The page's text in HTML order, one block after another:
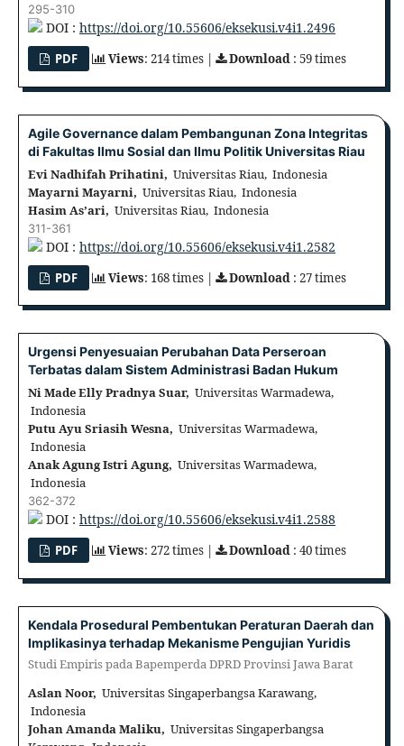
295-310
DOI : https://doi.org/10.55606/eksekusi.v4i1.2496
PDF Views: 214 times | Download : 59 times
Agile Governance dalam Pembangunan Zona Integritas
di Fakultas Ilmu Sosial dan Ilmu Politik Universitas Riau
Evi Nadhifah Prihatini, Universitas Riau, Indonesia
Mayarni Mayarni, Universitas Riau, Indonesia
Hasim As’ari, Universitas Riau, Indonesia
311-361
DOI : https://doi.org/10.55606/eksekusi.v4i1.2582
PDF Views: 168 times | Download : 27 times
Urgensi Penyesuaian Perubahan Data Perseroan
Terbatas dalam Sistem Administrasi Badan Hukum
Ni Made Elly Pradnya Suar, Universitas Warmadewa,
Indonesia
Putu Ayu Sriasih Wesna, Universitas Warmadewa,
Indonesia
Anak Agung Istri Agung, Universitas Warmadewa,
Indonesia
362-372
DOI : https://doi.org/10.55606/eksekusi.v4i1.2588
PDF Views: 272 times | Download : 40 times
Kendala Prosedural Pembentukan Peraturan Daerah dan
Implikasinya terhadap Mekanisme Pengujian Yuridis
Studi Empiris pada Bapemperda DPRD Provinsi Jawa Barat
Aslan Noor, Universitas Singaperbangsa Karawang,
Indonesia
Johan Amanda Maliku, Universitas Singaperbangsa